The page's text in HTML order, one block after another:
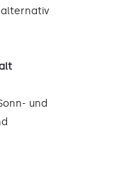
alternativ
und